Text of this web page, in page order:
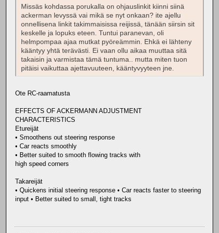
Missäs kohdassa porukalla on ohjauslinkit kiinni siinä
ackerman levyssä vai mikä se nyt onkaan? ite ajellu
onnellisena linkit takimmaisissa reijissä, tänään siirsin sit
keskelle ja lopuks eteen. Tuntui paranevan, oli
helmpompaa ajaa mutkat pyöreämmin. Ehkä ei lähteny
kääntyy yhtä terävästi. Ei vaan ollu aikaa muuttaa sitä
takaisin ja varmistaa tämä tuntuma.. mutta miten tuon
pitäisi vaikuttaa ajettavuuteen, kääntyvyyteen jne.
Ote RC-raamatusta
EFFECTS OF ACKERMANN ADJUSTMENT
CHARACTERISTICS
Etureijät
• Smoothens out steering response
• Car reacts smoothly
• Better suited to smooth flowing tracks with
high speed corners
Takareijät
• Quickens initial steering response • Car reacts faster to steering
input • Better suited to small, tight tracks